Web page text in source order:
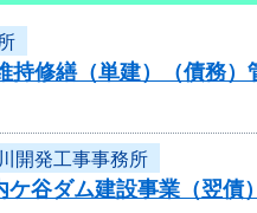
修繕（単建）（債務）
開発工事事務所
ケ谷ダム建設事業（翌